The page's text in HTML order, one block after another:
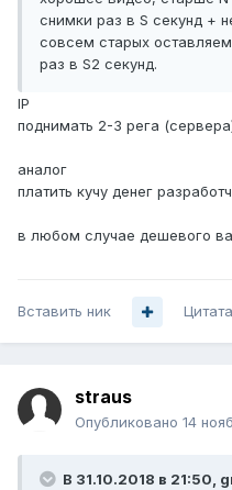
снимки раз в S секунд +
совсем старых
раз в S2 секунд.
IP
поднимать 2-3 рега
аналог
платить кучу денег
в любом случае дешевого
Вставить ник Цитата
straus
Опубликовано 14
В 31.10.2018 в 21:50,